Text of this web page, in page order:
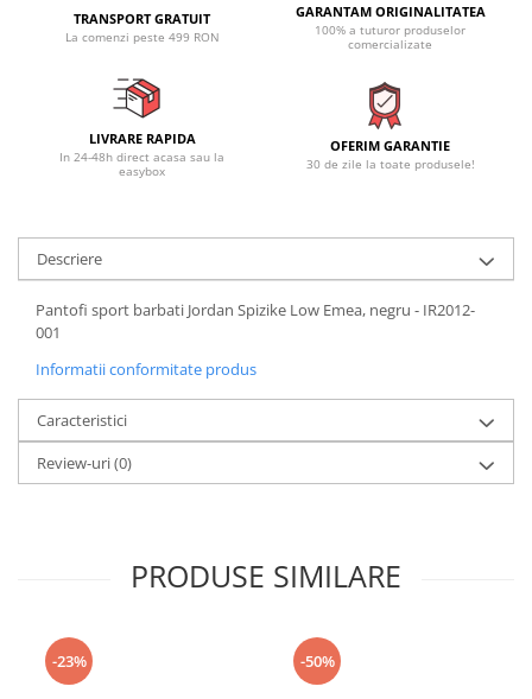
TRANSPORT GRATUIT
La comenzi peste 499 RON
GARANTAM ORIGINALITATEA
100% a tuturor produselor
comercializate
LIVRARE RAPIDA
In 24-48h direct acasa sau la
easybox
OFERIM GARANTIE
30 de zile la toate produsele!
Descriere
Pantofi sport barbati Jordan Spizike Low Emea, negru - IR2012-
001
Informatii conformitate produs
Caracteristici
Review-uri(0)
PRODUSE SIMILARE
-23% -50%